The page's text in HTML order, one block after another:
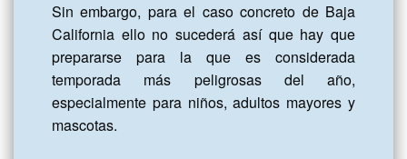
Sin embargo, para el caso concreto de Baja
California ello no sucederá así que hay que
prepararse para la que es considerada
temporada más peligrosas del año,
especialmente para niños, adultos mayores y
mascotas.